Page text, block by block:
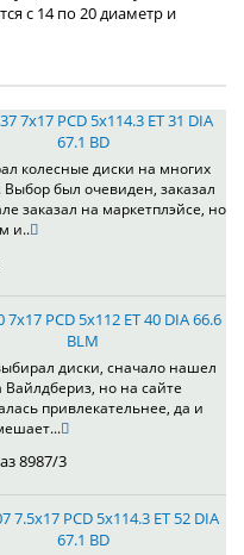
с 14 по 20 диаметр и
7x17 PCD 5x114.3 ET 31 DIA
67.1 BD
колесные диски на многих
Выбор был очевиден, заказал
заказал на маркетплэйсе, но
и..
7x17 PCD 5x112 ET 40 DIA 66.6
BLM
диски, сначало нашел
Вайлдбериз, но на сайте
привлекательнее, да и
8987/3
7.5x17 PCD 5x114.3 ET 52 DIA
67.1 BD